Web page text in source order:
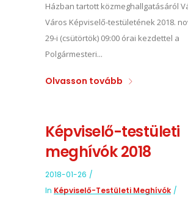
Házban tartott közmeghallgatásáról
Város Képviselő-testületének 2018.
29-i (csütörtök) 09:00 órai kezdettel a
Polgármesteri...
Olvasson tovább
Képviselő-testületi
meghívók 2018
2018-01-26
In Képviselő-Testületi Meghívók